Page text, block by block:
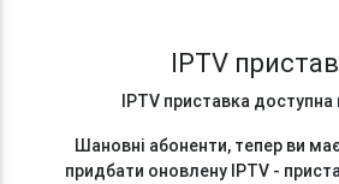
IPTV
IPTV приставка
Шановні абоненти, тепер ви
придбати оновлену IPTV -